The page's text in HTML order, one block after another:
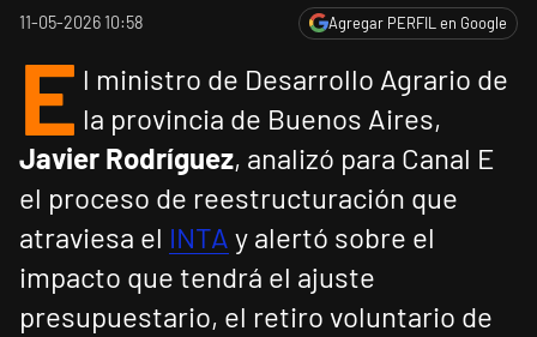
11-05-2026 10:58 Agregar PERFIL en Google
E l ministro de Desarrollo Agrario de
la provincia de Buenos Aires,
Javier Rodríguez, analizó para Canal E
el proceso de reestructuración que
atraviesa el INTA y alertó sobre el
impacto que tendrá el ajuste
presupuestario, el retiro voluntario de